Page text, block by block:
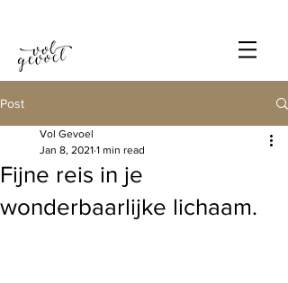
Post
Fijne reis in je
wonderbaarlijke lichaam.
Vol Gevoel
Jan 8, 2021 1 min read